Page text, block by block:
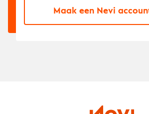
Maak een Nevi